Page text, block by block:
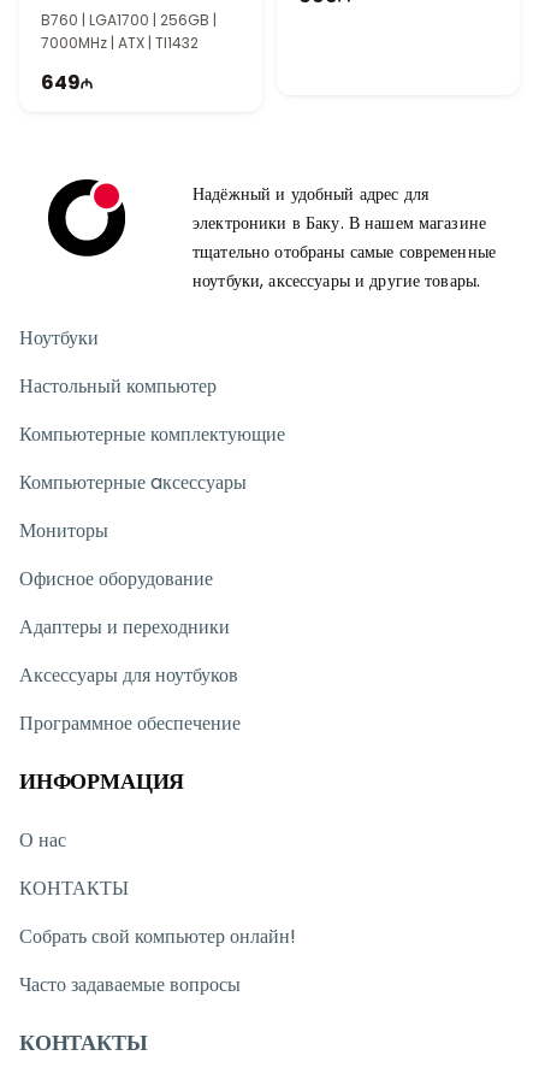
Gaming Motherboard
B760 | LGA1700 | 256GB |
7000MHz | ATX | TI1432
649
Надёжный и удобный адрес для
электроники в Баку. В нашем магазине
тщательно отобраны самые современные
ноутбуки, аксессуары и другие товары.
Ноутбуки
Настольный компьютер
Компьютерные комплектующие
Компьютерные aксессуары
Мониторы
Офисное оборудование
Адаптеры и переходники
Аксессуары для ноутбуков
Программное обеспечение
ИНФОРМАЦИЯ
О нас
КОНТАКТЫ
Собрать свой компьютер онлайн!
Часто задаваемые вопросы
КОНТАКТЫ